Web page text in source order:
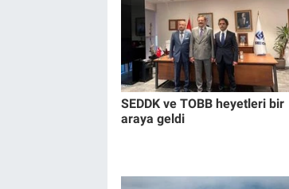
SEDDK ve TOBB heyetleri bir
araya geldi